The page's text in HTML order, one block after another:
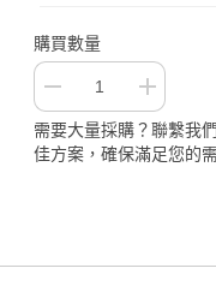
購買數量
需要大量採購？聯繫我
佳方案，確保滿足您的